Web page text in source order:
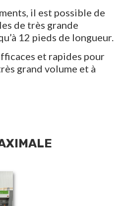
il est possible de
de très grande
12 pieds de longueur.
et rapides pour
grand volume et à